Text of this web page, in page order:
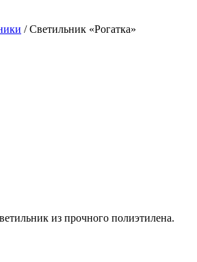
/Светильник «Рогатка»
из прочного полиэтилена.